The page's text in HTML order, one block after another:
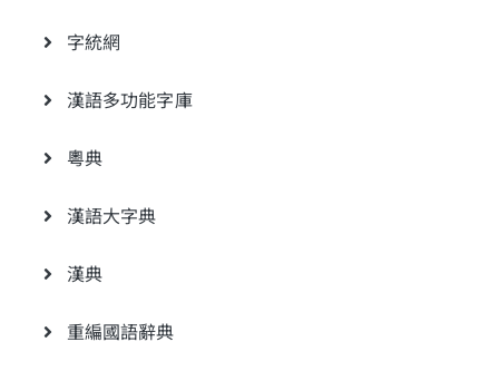
字統網
漢語多功能字庫
粵典
漢語大字典
漢典
重編國語辭典